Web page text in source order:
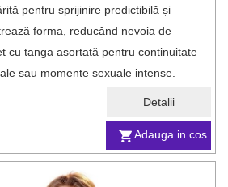
Adauga in cos
Detalii
pentru sprijinire predictibilă și
forma, reducând nevoia de
cu tanga asortată pentru continuitate
sau momente sexuale intense.